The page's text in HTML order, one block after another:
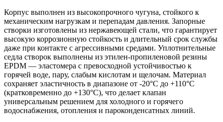
Корпус выполнен из высокопрочного чугуна, стойкого к
механическим нагрузкам и перепадам давления. Запорные
створки изготовлены из нержавеющей стали, что гарантирует
высокую коррозионную стойкость и длительный срок службы
даже при контакте с агрессивными средами. Уплотнительные
седла створок выполнены из этилен-пропиленовой резины
EPDM — эластомера с превосходной устойчивостью к
горячей воде, пару, слабым кислотам и щелочам. Материал
сохраняет эластичность в диапазоне от -20°C до +110°C
(кратковременно до +130°C), что делает клапан
универсальным решением для холодного и горячего
водоснабжения, отопления и пароконденсатных линий.